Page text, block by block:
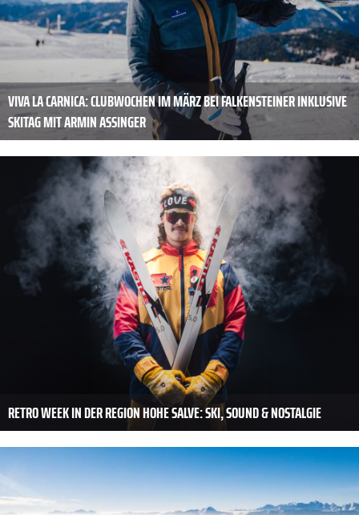
VIVA LA CARNICA: CLUBWOCHEN IM MÄRZ BEI FALKENSTEINER INKLUSIVE
SKITAG MIT ARMIN ASSINGER
RETRO WEEK IN DER REGION HOHE SALVE: SKI, SOUND & NOSTALGIE